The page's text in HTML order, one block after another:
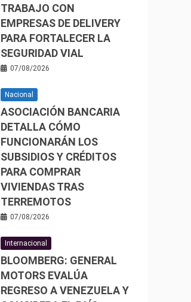
TRABAJO CON
EMPRESAS DE DELIVERY
PARA FORTALECER LA
SEGURIDAD VIAL
07/08/2026
Nacional
ASOCIACIÓN BANCARIA
DETALLA CÓMO
FUNCIONARÁN LOS
SUBSIDIOS Y CRÉDITOS
PARA COMPRAR
VIVIENDAS TRAS
TERREMOTOS
07/08/2026
Internacional
BLOOMBERG: GENERAL
MOTORS EVALÚA
REGRESO A VENEZUELA Y